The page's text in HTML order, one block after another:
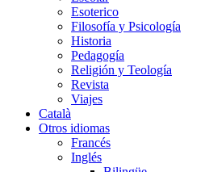
Esoterico
Filosofía y Psicología
Historia
Pedagogía
Religión y Teología
Revista
Viajes
Català
Otros idiomas
Francés
Inglés